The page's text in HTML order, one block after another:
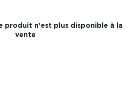
produit n'est plus disponible à la
vente